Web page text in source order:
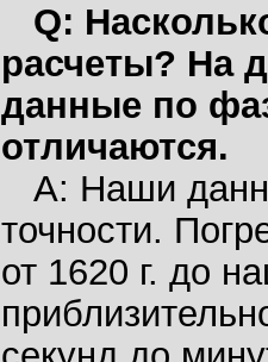
Q:
расчеты? На
данные по
отличаются.
A: Наши
точности.
от 1620 г. до